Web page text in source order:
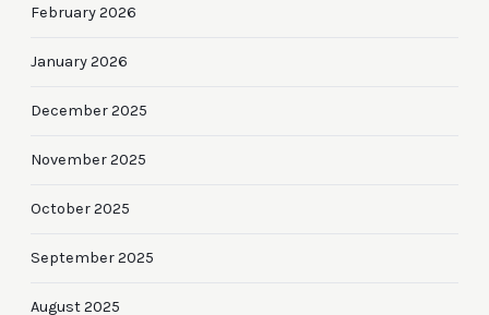
February 2026
January 2026
December 2025
November 2025
October 2025
September 2025
August 2025